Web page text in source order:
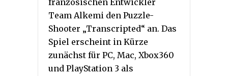
französischen Entwickler
Team Alkemi den Puzzle-
Shooter „Transcripted“ an. Das
Spiel erscheint in Kürze
zunächst für PC, Mac, Xbox360
und PlayStation 3 als